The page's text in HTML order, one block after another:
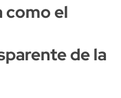
como el
de la